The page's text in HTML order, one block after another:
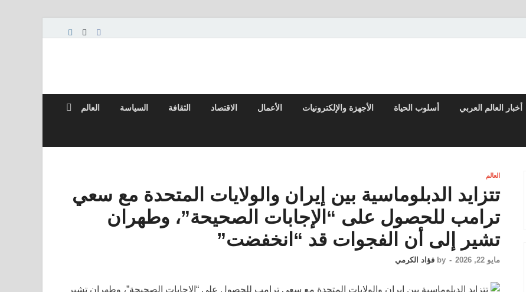
أخبار العالم العربي أسلوب الحياة الأجهزة والإلكترونيات الأعمال الاقتصاد الثقافة السياسة العالم
العالم
تتزايد الدبلوماسية بين إيران والولايات المتحدة مع سعي
ترامب للحصول على “الإجابات الصحيحة”، وطهران
تشير إلى أن الفجوات قد “انخفضت”
مايو 22, 2026 -
by فؤاد الكرمي